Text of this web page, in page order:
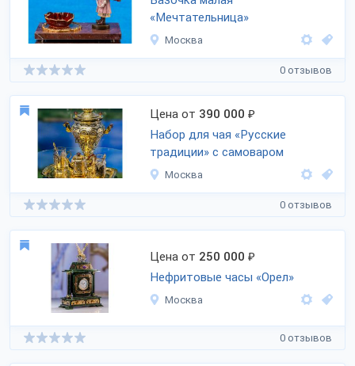
«Мечтательница»
Москва
0 отзывов
Цена от 390 000 ₽
Набор для чая «Русские
традиции» с самоваром
Москва
0 отзывов
Цена от 250 000 ₽
Нефритовые часы «Орел»
Москва
0 отзывов